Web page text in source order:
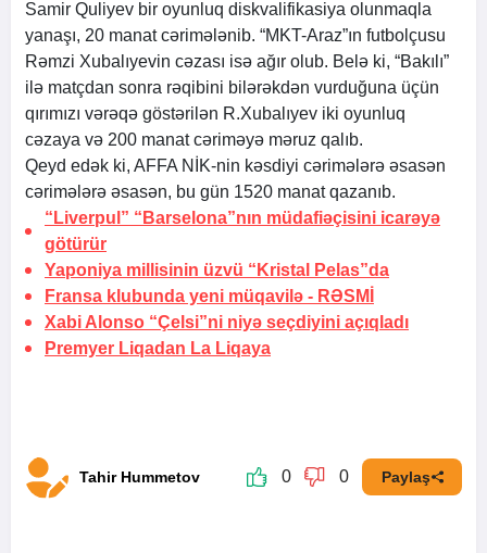
Samir Quliyev bir oyunluq diskvalifikasiya olunmaqla
yanaşı, 20 manat cərimələnib. “MKT-Araz”ın futbolçusu
Rəmzi Xubalıyevin cəzası isə ağır olub. Belə ki, “Bakılı”
ilə matçdan sonra rəqibini bilərəkdən vurduğuna üçün
qırımızı vərəqə göstərilən R.Xubalıyev iki oyunluq
cəzaya və 200 manat cəriməyə məruz qalıb.
Qeyd edək ki, AFFA NİK-nin kəsdiyi cərimələrə əsasən
cərimələrə əsasən, bu gün 1520 manat qazanıb.
“Liverpul” “Barselona”nın müdafiəçisini icarəyə
götürür
Yaponiya millisinin üzvü “Kristal Pelas”da
Fransa klubunda yeni müqavilə - RƏSMİ
Xabi Alonso “Çelsi”ni niyə seçdiyini açıqladı
Premyer Liqadan La Liqaya
Tahir Hummetov 0 0 Paylaş